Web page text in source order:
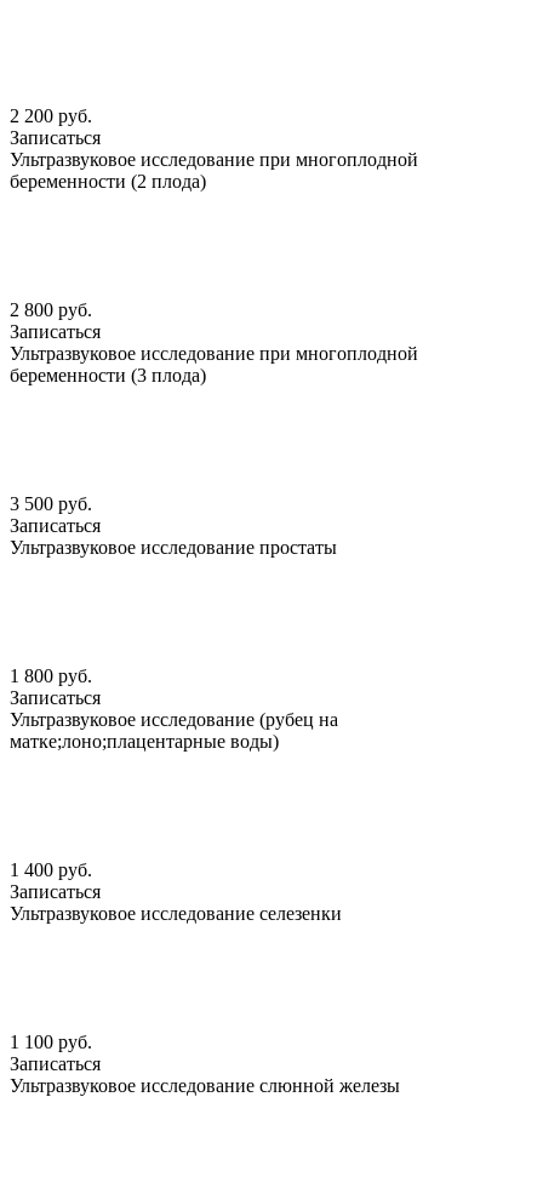
2 200 руб.
Записаться
Ультразвуковое исследование при многоплодной
беременности (2 плода)
2 800 руб.
Записаться
Ультразвуковое исследование при многоплодной
беременности (3 плода)
3 500 руб.
Записаться
Ультразвуковое исследование простаты
1 800 руб.
Записаться
Ультразвуковое исследование (рубец на
матке;лоно;плацентарные воды)
1 400 руб.
Записаться
Ультразвуковое исследование селезенки
1 100 руб.
Записаться
Ультразвуковое исследование слюнной железы